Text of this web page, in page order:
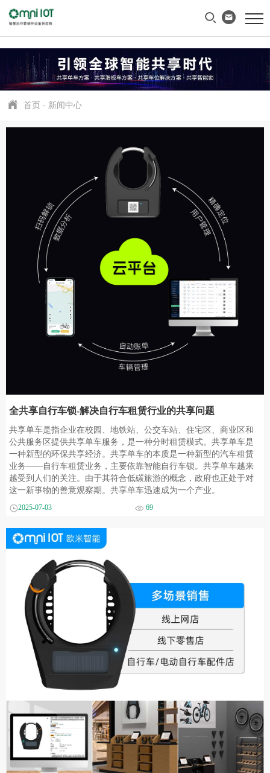
首页 - 新闻中心
全共享自行车锁-解决自行车租赁行业的共享问题
共享单车是指企业在校园、地铁站、公交车站、住宅区、商业区和
公共服务区提供共享单车服务，是一种分时租赁模式。共享单车是
一种新型的环保共享经济。共享单车的本质是一种新型的汽车租赁
业务——自行车租赁业务，主要依靠智能自行车锁。共享单车越来
越受到人们的关注。由于其符合低碳旅游的概念，政府也正处于对
这一新事物的善意观察期。共享单车迅速成为一个产业。
2025-07-03 69